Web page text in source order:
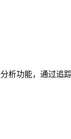
析功能，通过追